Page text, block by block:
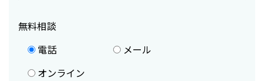
無料相談
電話
メール
オンライン